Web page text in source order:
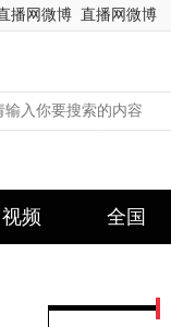
播网微博 直播网微博
视频 全国